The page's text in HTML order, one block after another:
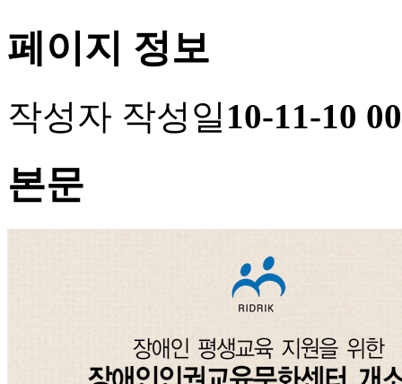
페이지 정보
작성자 작성일 10-11-10
본문